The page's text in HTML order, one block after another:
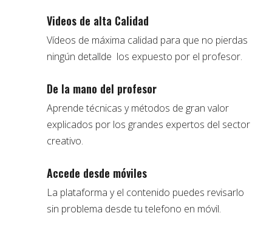
Videos de alta Calidad
Vídeos de máxima calidad para que no pierdas
ningún detallde los expuesto por el profesor.
De la mano del profesor
Aprende técnicas y métodos de gran valor
explicados por los grandes expertos del sector
creativo.
Accede desde móviles
La plataforma y el contenido puedes revisarlo
sin problema desde tu telefono en móvil.